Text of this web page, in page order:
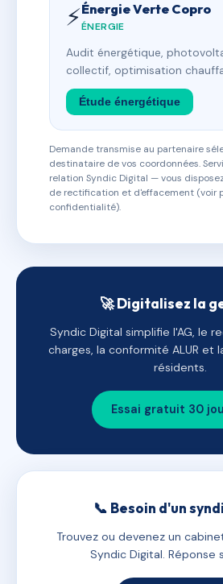
⚡Énergie Verte Copro
ÉNERGIE
Audit énergétique,
collectif, optimisation
Étude énergétique
Demande transmise au partenaire
destinataire de vos coordonnées.
relation Syndic Digital — vous
de rectification et d'effacement (voir
confidentialité).
🚀 Digitalisez la
Syndic Digital simplifie l'AG, le
charges, la conformité ALUR et
résidents.
Essai gratuit 30
📞 Besoin d'un
Trouvez ou devenez un
Syndic Digital. Réponse